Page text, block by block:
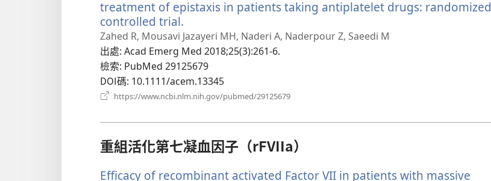
窗）
treatment of epistaxis in patients taking antiplatelet drugs: randomized
controlled trial.
啟
新
視
窗）
Zahed R, Mousavi Jazayeri MH, Naderi A, Naderpour Z, Saeedi M
出處‎: Acad Emerg Med 2018;25(3):261-6.
檢索‎: PubMed 29125679
DOI碼‎: 10.1111/acem.13345
https://www.ncbi.nlm.nih.gov/pubmed/29125679
窗）
重組活化第七凝血因子（rFVIIa）
Efficacy of recombinant activated Factor VII in patients with massive